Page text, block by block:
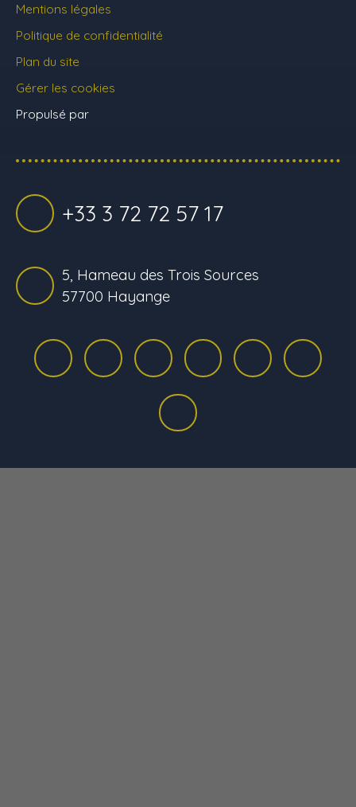
Mentions légales
Politique de confidentialité
Plan du site
Gérer les cookies
Propulsé par
+33 3 72 72 57 17
5, Hameau des Trois Sources
57700 Hayange